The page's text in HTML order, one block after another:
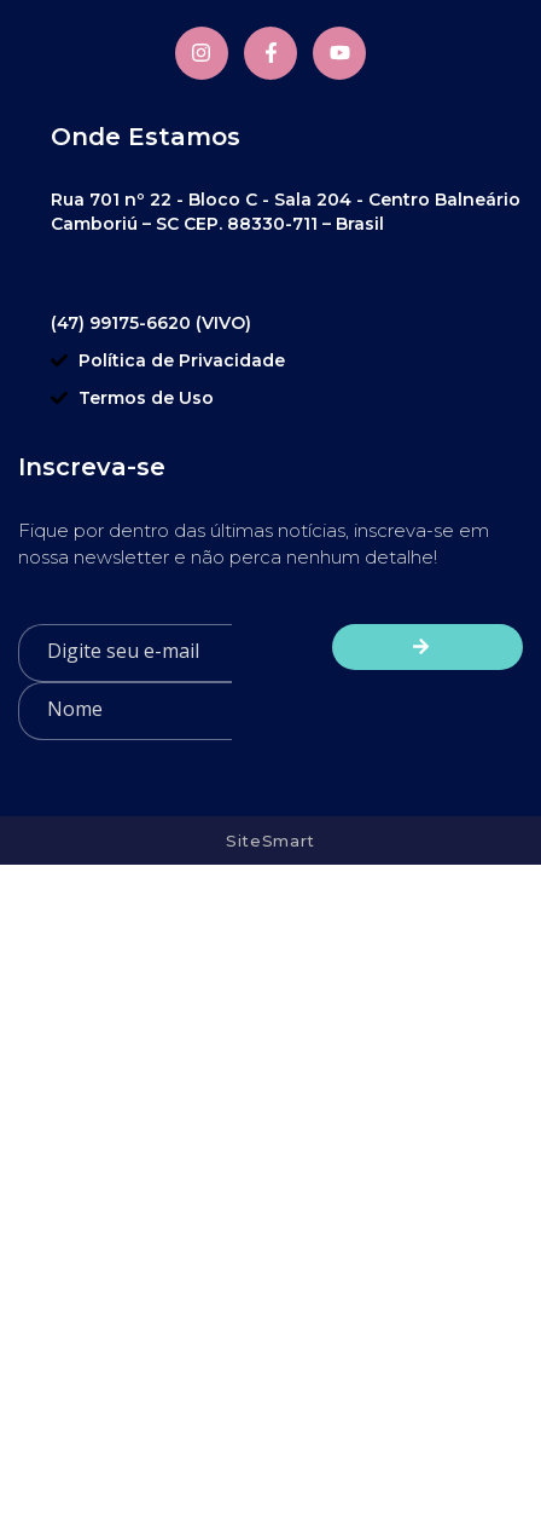
Onde Estamos
Rua 701 nº 22 - Bloco C - Sala 204 - Centro Balneário
Camboriú – SC CEP. 88330-711 – Brasil
(47) 99175-6620 (VIVO)
Política de Privacidade
Termos de Uso
Inscreva-se
Fique por dentro das últimas notícias, inscreva-se em
nossa newsletter e não perca nenhum detalhe!
SiteSmart